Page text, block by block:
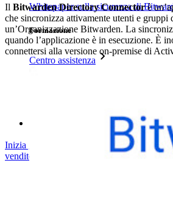
Whitepaper sulla sicurezza di
Formazione
Centro assistenza
Inizia gratis Contatta il reparto
vendite
Il Bitwarden Directory Connectorè
che sincronizza attivamente utenti e gruppi
un’Organizzazione Bitwarden. La
quando l’applicazione è in esecuzione. È
connettersi alla versione on-premise di